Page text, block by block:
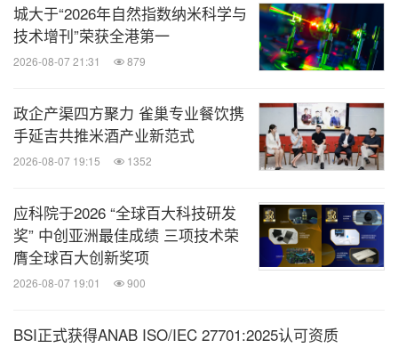
城大于“2026年自然指数纳米科学与
技术增刊”荣获全港第一
2026-08-07 21:31 879
政企产渠四方聚力 雀巢专业餐饮携
手延吉共推米酒产业新范式
2026-08-07 19:15 1352
应科院于2026 “全球百大科技研发
奖” 中创亚洲最佳成绩 三项技术荣
膺全球百大创新奖项
2026-08-07 19:01 900
BSI正式获得ANAB ISO/IEC 27701:2025认可资质